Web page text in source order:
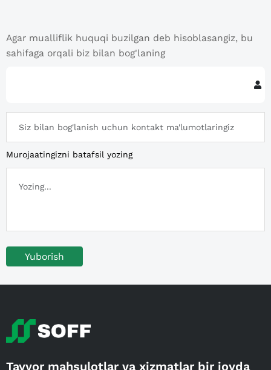
Agar mualliflik huquqi buzilgan deb hisoblasangiz, bu
sahifaga orqali biz bilan bog'laning
Murojaatingizni batafsil yozing
Yuborish
Tayyor mahsulotlar va xizmatlar bir joyda